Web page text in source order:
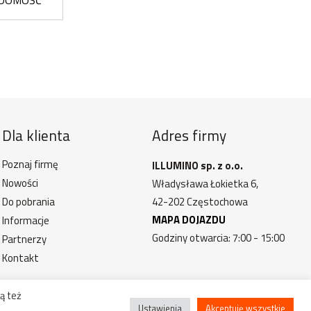
Dla klienta
Poznaj firmę
Nowości
Do pobrania
Informacje
Partnerzy
Kontakt
Adres firmy
ILLUMINO sp. z o.o.
Władysława Łokietka 6,
42-202 Częstochowa
MAPA DOJAZDU
Godziny otwarcia: 7:00 - 15:00
też
Ustawienia Akceptuję wszystkie